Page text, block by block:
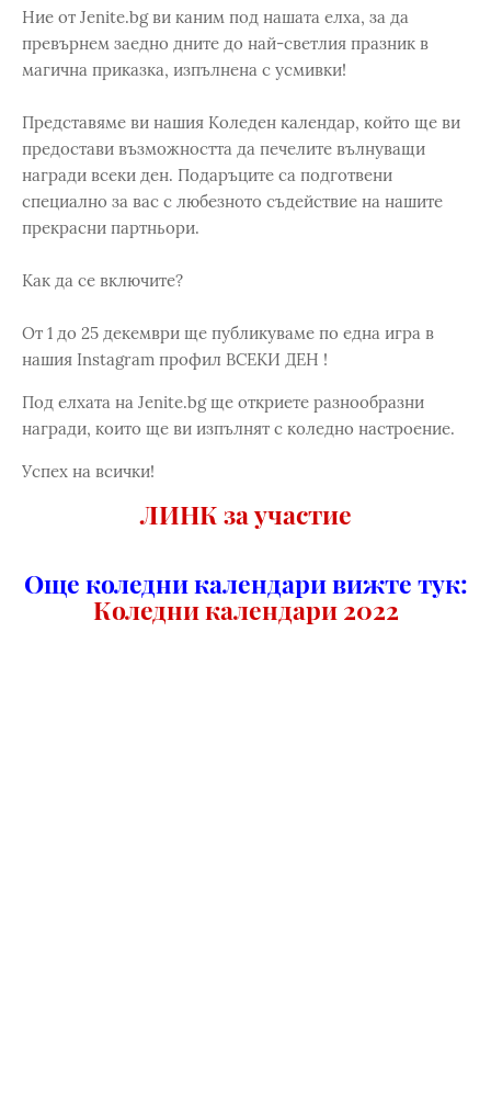
Ние от Jenite.bg ви каним под нашата елха, за да
превърнем заедно дните до най-светлия празник в
магична приказка, изпълнена с усмивки!
Представяме ви нашия Коледен календар, който ще ви
предостави възможността да печелите вълнуващи
награди всеки ден. Подаръците са подготвени
специално за вас с любезното съдействие на нашите
прекрасни партньори.
Как да се включите?
От 1 до 25 декември ще публикуваме по една игра в
нашия Instagram профил ВСЕКИ ДЕН !
Под елхата на Jenite.bg ще откриете разнообразни
награди, които ще ви изпълнят с коледно настроение.
Успех на всички!
ЛИНК за участие
Още коледни календари вижте тук:
Коледни календари 2022